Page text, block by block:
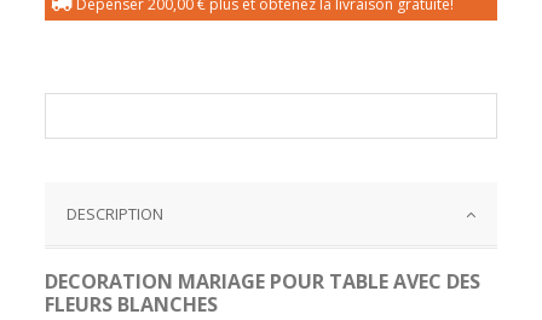
DESCRIPTION
DECORATION MARIAGE POUR TABLE AVEC DES
FLEURS BLANCHES